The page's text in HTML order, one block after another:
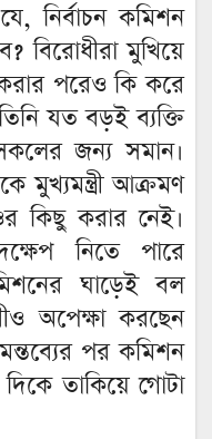
নির্বাচন কমিশন
বিরোধীরা মুখিয়ে
পরেও কি করে
যত বড়ই ব্যক্তি
জন্য সমান।
মুখ্যমন্ত্রী আক্রমণ
কিছু করার নেই।
নিতে পারে
ঘাড়েই বল
অপেক্ষা করছেন
পর কমিশন
তাকিয়ে গোটা